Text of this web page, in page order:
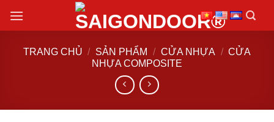
đến
TRANG CHỦ / SẢN PHẨM / CỬA NHỰA / CỬA
NHỰA COMPOSITE